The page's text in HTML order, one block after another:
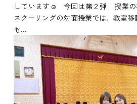
しています☺ 今回は第２弾 授業の
スクーリングの対面授業では、教室
も...